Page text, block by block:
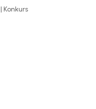
| Konkurs